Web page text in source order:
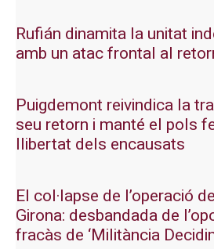
Rufián dinamita la unitat
amb un atac frontal al
Puigdemont reivindica la
seu retorn i manté el pols
llibertat dels encausats
El col·lapse de l’operació
Girona: desbandada de
fracàs de ‘Militància